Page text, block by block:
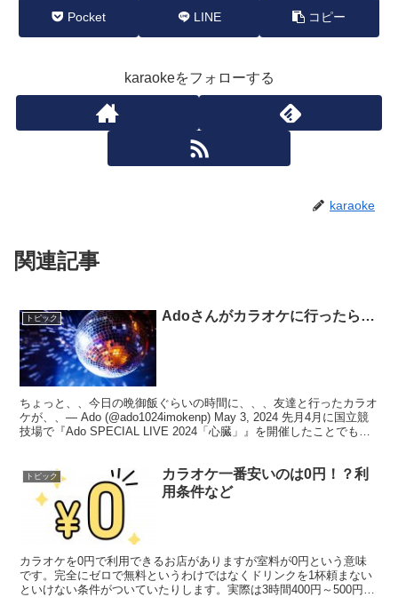
Pocket LINE コピー
karaokeをフォローする
karaoke
関連記事
トピック Adoさんがカラオケに行ったら…
ちょっと、、今日の晩御飯ぐらいの時間に、、、友達と行ったカラオ
ケが、、— Ado (@ado1024imokenp) May 3, 2024 先月4月に国立競
技場で『Ado SPECIAL LIVE 2024「心臓」』を開催したことでも話
トピック
カラオケ一番安いのは0円！？利
用条件など
カラオケを0円で利用できるお店がありますが室料が0円という意味
です。完全にゼロで無料というわけではなくドリンクを1杯頼まない
といけない条件がついていたりします。実際は3時間400円～500円で